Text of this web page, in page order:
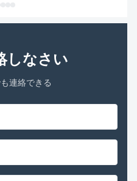
しなさい
連絡できる